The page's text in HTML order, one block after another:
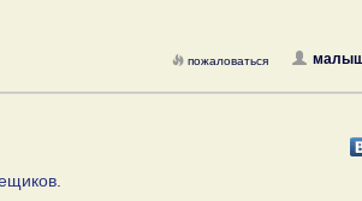
пожаловаться